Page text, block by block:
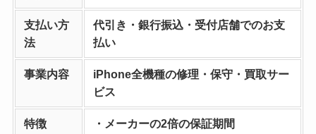
支払い方
法
代引き・銀行振込・受付店舗でのお支
払い
事業内容
iPhone全機種の修理・保守・買取サー
ビス
特徴
・メーカーの2倍の保証期間